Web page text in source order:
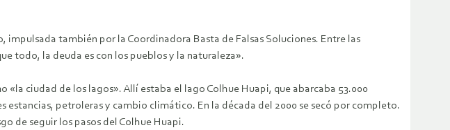
impulsada también por la Coordinadora Basta de Falsas Soluciones. Entre las
todo, la deuda es con los pueblos y la naturaleza».
ciudad de los lagos». Allí estaba el lago Colhue Huapi, que abarcaba 53.000
estancias, petroleras y cambio climático. En la década del 2000 se secó por completo.
de seguir los pasos del Colhue Huapi.